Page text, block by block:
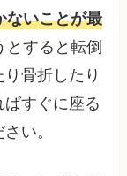
ないことが最
すると転倒
骨折したり
すぐに座る
い。